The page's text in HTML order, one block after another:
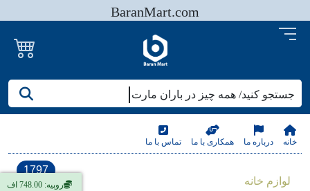
BaranMart.com
جستجو کنید/ همه چیز در باران مارت
خانه درباره ما همکاری با ما تماس با ما
روپیه: 748.00 اف
1797
لوازم خانه